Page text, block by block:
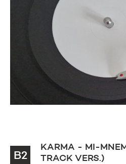
B2
KARMA - MI-
TRACK VERS.)